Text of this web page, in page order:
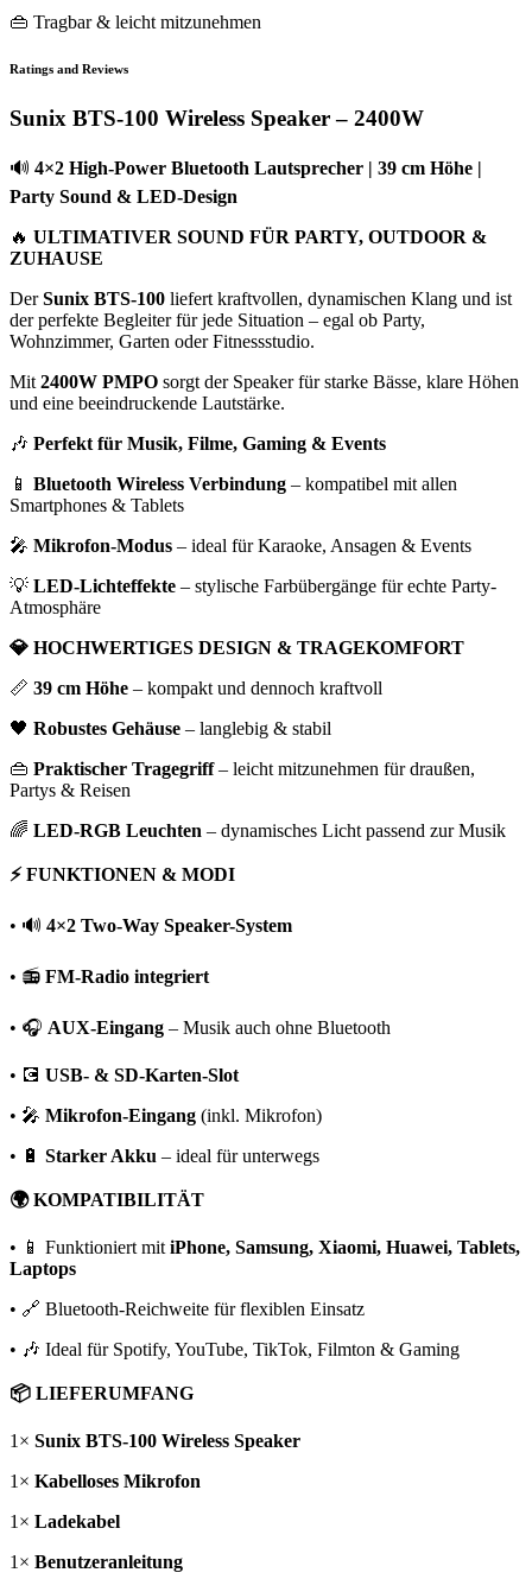
👜 Tragbar & leicht mitzunehmen
Ratings and Reviews
Sunix BTS-100 Wireless Speaker – 2400W
🔊 4×2 High-Power Bluetooth Lautsprecher | 39 cm Höhe |
Party Sound & LED-Design
🔥 ULTIMATIVER SOUND FÜR PARTY, OUTDOOR &
ZUHAUSE
DerSunix BTS-100 liefert kraftvollen, dynamischen Klang und ist
der perfekte Begleiter für jede Situation – egal ob Party,
Wohnzimmer, Garten oder Fitnessstudio.
Mit 2400W PMPO sorgt der Speaker für starke Bässe, klare Höhen
und eine beeindruckende Lautstärke.
🎶 Perfekt für Musik, Filme, Gaming & Events
📱 Bluetooth Wireless Verbindung – kompatibel mit allen
Smartphones & Tablets
🎤 Mikrofon-Modus – ideal für Karaoke, Ansagen & Events
💡 LED-Lichteffekte – stylische Farbübergänge für echte Party-
Atmosphäre
💎 HOCHWERTIGES DESIGN & TRAGEKOMFORT
📏 39 cm Höhe – kompakt und dennoch kraftvoll
🖤 Robustes Gehäuse – langlebig & stabil
👜 Praktischer Tragegriff– leicht mitzunehmen für draußen,
Partys & Reisen
🌈 LED-RGB Leuchten – dynamisches Licht passend zur Musik
⚡ FUNKTIONEN & MODI
• 🔊 4×2 Two-Way Speaker-System
• 📻 FM-Radio integriert
• 🎧 AUX-Eingang – Musik auch ohne Bluetooth
• 💽 USB- & SD-Karten-Slot
• 🎤 Mikrofon-Eingang (inkl. Mikrofon)
• 🔋 Starker Akku – ideal für unterwegs
🌍 KOMPATIBILITÄT
• 📱 Funktioniert mit iPhone, Samsung, Xiaomi, Huawei, Tablets,
Laptops
• 🔗 Bluetooth-Reichweite für flexiblen Einsatz
• 🎶 Ideal für Spotify, YouTube, TikTok, Filmton & Gaming
📦 LIEFERUMFANG
1× Sunix BTS-100 Wireless Speaker
1× Kabelloses Mikrofon
1× Ladekabel
1× Benutzeranleitung